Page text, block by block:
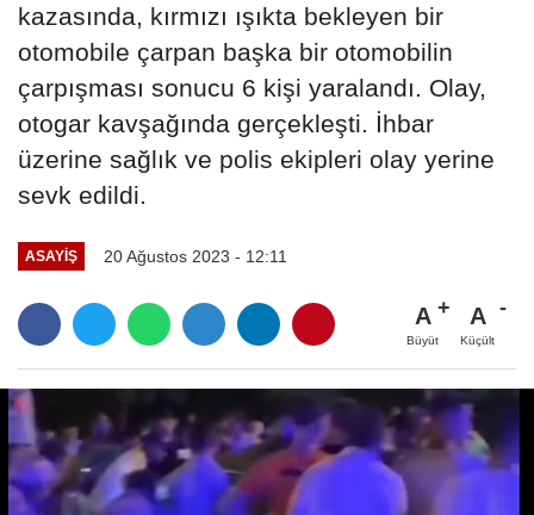
kazasında, kırmızı ışıkta bekleyen bir
otomobile çarpan başka bir otomobilin
çarpışması sonucu 6 kişi yaralandı. Olay,
otogar kavşağında gerçekleşti. İhbar
üzerine sağlık ve polis ekipleri olay yerine
sevk edildi.
ASAYIŞ 20 Ağustos 2023 - 12:11
A
Büyüt
A
Küçült